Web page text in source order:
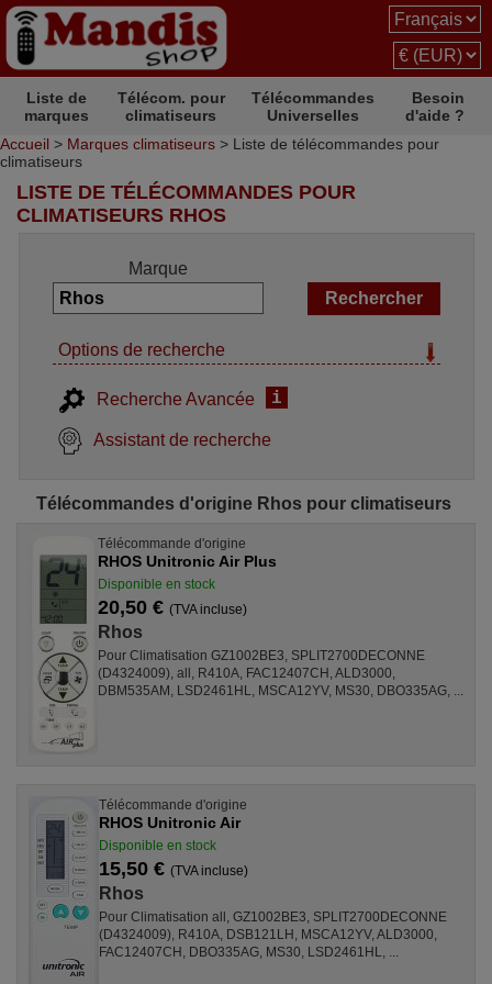
Liste de
marques
Télécom. pour
climatiseurs
Télécommandes
Universelles
Besoin
d'aide ?
Accueil > Marques climatiseurs > Liste de télécommandes pour
climatiseurs
LISTE DE TÉLÉCOMMANDES POUR
CLIMATISEURS RHOS
Marque
Options de recherche
Recherche Avancée i
Assistant de recherche
Télécommandes d'origine Rhos pour climatiseurs
Télécommande d'origine
RHOS Unitronic Air Plus
Disponible en stock
20,50 € (TVA incluse)
Rhos
Pour Climatisation GZ1002BE3, SPLIT2700DECONNE
(D4324009), all, R410A, FAC12407CH, ALD3000,
DBM535AM, LSD2461HL, MSCA12YV, MS30, DBO335AG, ...
Télécommande d'origine
RHOS Unitronic Air
Disponible en stock
15,50 € (TVA incluse)
Rhos
Pour Climatisation all, GZ1002BE3, SPLIT2700DECONNE
(D4324009), R410A, DSB121LH, MSCA12YV, ALD3000,
FAC12407CH, DBO335AG, MS30, LSD2461HL, ...